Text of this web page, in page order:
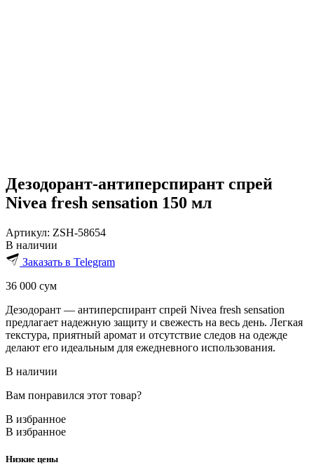
Дезодорант-антиперспирант спрей
Nivea fresh sensation 150 мл
Артикул: ZSH-58654
В наличии
Заказать в Telegram
36 000 сум
Дезодорант — антиперспирант спрей Nivea fresh sensation
предлагает надежную защиту и свежесть на весь день. Легкая
текстура, приятный аромат и отсутствие следов на одежде
делают его идеальным для ежедневного использования.
В наличии
Вам понравился этот товар?
В избранное
В избранное
Низкие цены